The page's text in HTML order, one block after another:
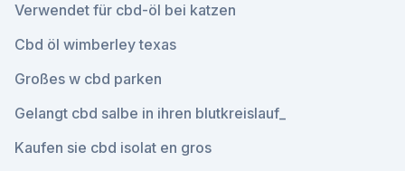
Verwendet für cbd-öl bei katzen
Cbd öl wimberley texas
Großes w cbd parken
Gelangt cbd salbe in ihren blutkreislauf_
Kaufen sie cbd isolat en gros